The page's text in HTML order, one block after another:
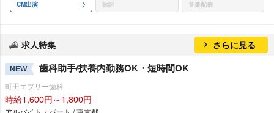
CM出演 歌詞 音楽配信
求人特集 さらに見る
NEW 歯科助手/扶養内勤務OK・短時間OK
町田エブリー歯科
時給1,600円～1,800円